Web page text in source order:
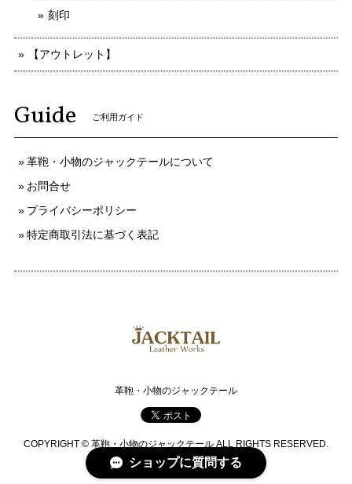
刻印
【アウトレット】
Guide ご利用ガイド
革鞄・小物のジャックテールについて
お問合せ
プライバシーポリシー
特定商取引法に基づく表記
革鞄・小物のジャックテール
COPYRIGHT © 革鞄・小物のジャックテール ALL RIGHTS RESERVED.
ショップに質問する